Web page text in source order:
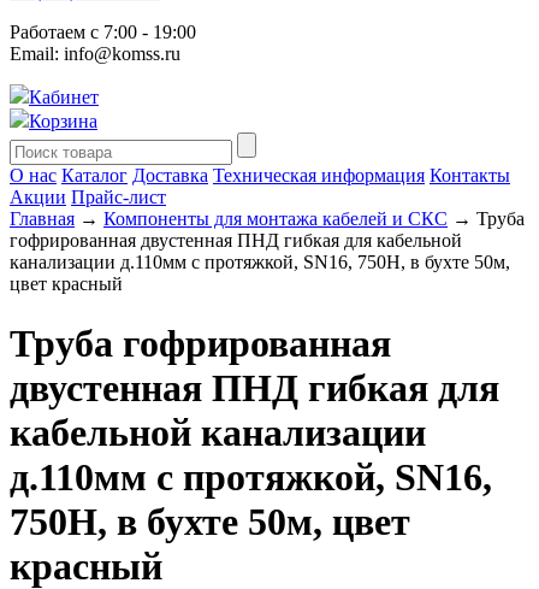
Работаем с 7:00 - 19:00
Email: info@komss.ru
Кабинет
Корзина
О нас Каталог Доставка Техническая информация Контакты
Акции Прайс-лист
Главная → Компоненты для монтажа кабелей и СКС → Труба
гофрированная двустенная ПНД гибкая для кабельной
канализации д.110мм с протяжкой, SN16, 750Н, в бухте 50м,
цвет красный
Труба гофрированная
двустенная ПНД гибкая для
кабельной канализации
д.110мм с протяжкой, SN16,
750Н, в бухте 50м, цвет
красный